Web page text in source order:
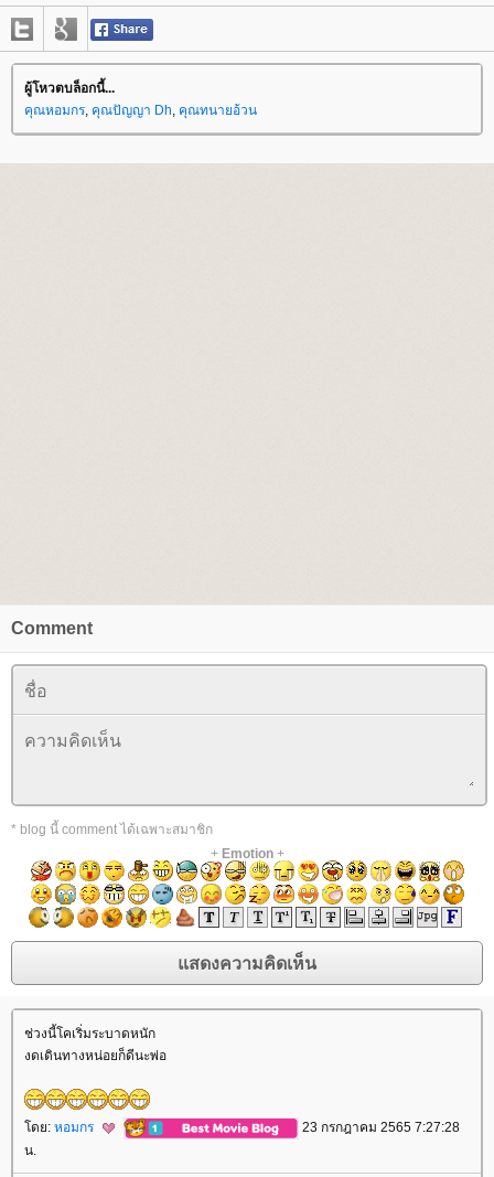
ผู้โหวตบล็อกนี้...
คุณหอมกร, คุณปัญญา Dh, คุณทนายอ้วน
Comment
* blog นี้ comment ได้เฉพาะสมาชิก
+ Emotion+
ช่วงนี้โคเริ่มระบาดหนัก
งดเดินทางหน่อยก็ดีนะพ่อ
ดย: หอมกร
23 กรกฎาคม 2565 7:27:28
น.